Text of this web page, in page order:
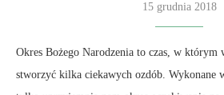
15 grudnia 2018
Okres Bożego Narodzenia to czas, w którym
stworzyć kilka ciekawych ozdób. Wykonane